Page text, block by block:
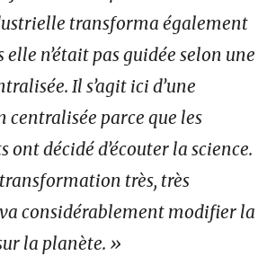
transforma également
n’était pas guidée selon une
Il s’agit ici d’une
parce que les
ont décidé d’écouter la science.
transformation très, très
considérablement modifier la
la planète. »